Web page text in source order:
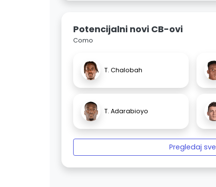
Potencijalni novi CB-ovi
Como
T. Chalobah
T. Adarabioyo
Pregledaj sve